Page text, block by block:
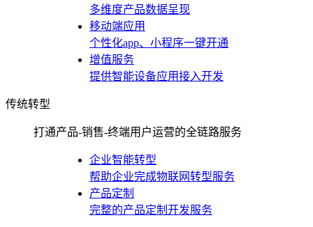
多维度产品数据呈现
移动端应用
个性化app、小程序一键开通
增值服务
提供智能设备应用接入开发
传统转型
打通产品-销售-终端用户运营的全链路服务
企业智能转型
帮助企业完成物联网转型服务
产品定制
完整的产品定制开发服务